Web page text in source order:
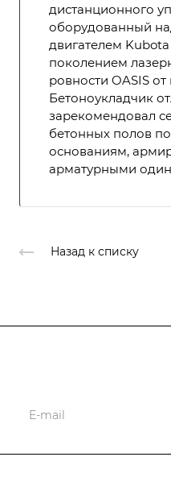
дистанционного
оборудованный
двигателем
поколением
ровности OASIS
Бетоноукладчик
зарекомендовал
бетонных полов
основаниям,
арматурными
Назад к списку